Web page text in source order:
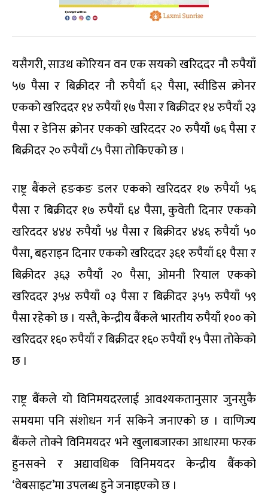
यसैगरी, साउथ कोरियन वन एक सयको खरिददर नौ रुपैयाँ
५७ पैसा र बिक्रीदर नौ रुपैयाँ ६२ पैसा, स्वीडिस क्रोनर
एकको खरिददर १४ रुपैयाँ १७ पैसा र बिक्रीदर १४ रुपैयाँ २३
पैसा र डेनिस क्रोनर एकको खरिददर २० रुपैयाँ ७६ पैसा र
बिक्रीदर २० रुपैयाँ ८५ पैसा तोकिएको छ ।
राष्ट्र बैंकले हङकङ डलर एकको खरिददर १७ रुपैयाँ ५६
पैसा र बिक्रीदर १७ रुपैयाँ ६४ पैसा, कुवेती दिनार एकको
खरिददर ४४४ रुपैयाँ ५४ पैसा र बिक्रीदर ४४६ रुपैयाँ ५०
पैसा, बहराइन दिनार एकको खरिददर ३६१ रुपैयाँ ६१ पैसा र
बिक्रीदर ३६३ रुपैयाँ २० पैसा, ओमनी रियाल एकको
खरिददर ३५४ रुपैयाँ ०३ पैसा र बिक्रीदर ३५५ रुपैयाँ ५९
पैसा रहेको छ । यस्तै, केन्द्रीय बैंकले भारतीय रुपैयाँ १०० को
खरिददर १६० रुपैयाँ र बिक्रीदर १६० रुपैयाँ १५ पैसा तोकेको
छ ।
राष्ट्र बैंकले यो विनिमयदरलाई आवश्यकतानुसार जुनसुकै
समयमा पनि संशोधन गर्न सकिने जनाएको छ । वाणिज्य
बैंकले तोक्ने विनिमयदर भने खुलाबजारका आधारमा फरक
हुनसक्ने र अद्यावधिक विनिमयदर केन्द्रीय बैंकको
‘वेबसाइट’मा उपलब्ध हुने जनाइएको छ ।